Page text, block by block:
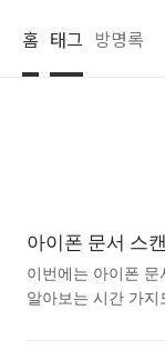
홈 태그 방명록
아이폰 문서 스
이번에는 아이폰 문
알아보는 시간 가